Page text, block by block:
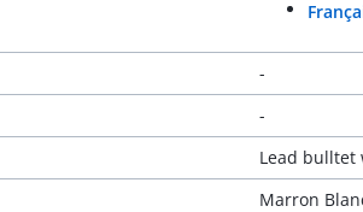
-
-
Lead bulltet
Marron